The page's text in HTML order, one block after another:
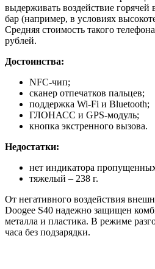
выдерживать воздействие
бар (например, в условиях
Средняя стоимость такого
рублей.
Достоинства:
NFC-чип;
сканер отпечатков пальцев;
поддержка Wi-Fi и Bluetooth;
ГЛОНАСС и GPS-модуль;
кнопка экстренного вызова.
Недостатки:
нет индикатора
тяжелый – 238 г.
От негативного воздействия
Doogee S40 надежно защищен
металла и пластика. В режиме
часа без подзарядки.